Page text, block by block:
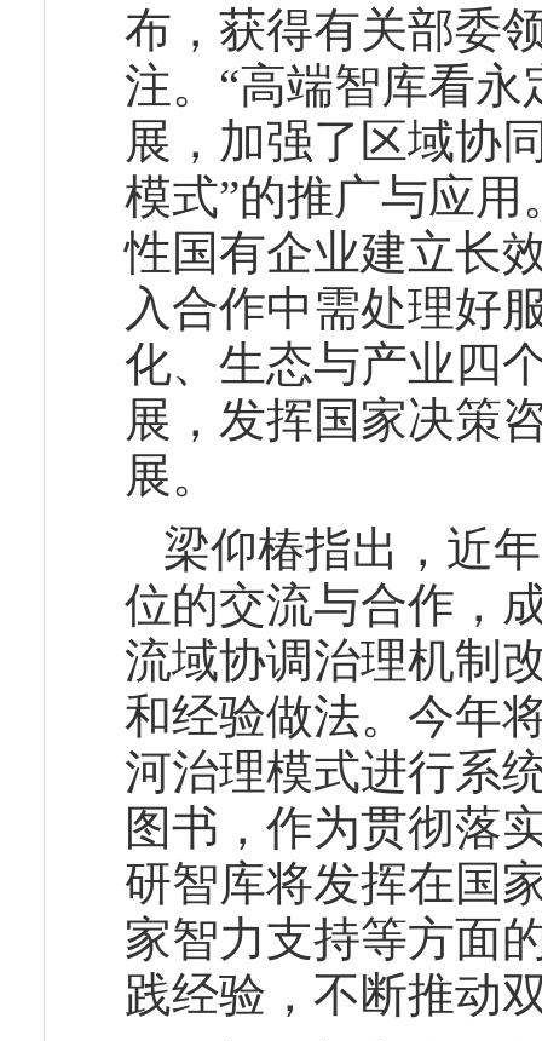
布，获得有关部委
注。“高端智库看永
展，加强了区域协
模式”的推广与应
性国有企业建立长
入合作中需处理好
化、生态与产业四
展，发挥国家决策
展。
梁仰椿指出，近
位的交流与合作，
流域协调治理机制
和经验做法。今年
河治理模式进行系
图书，作为贯彻落
研智库将发挥在国
家智力支持等方面
践经验，不断推动